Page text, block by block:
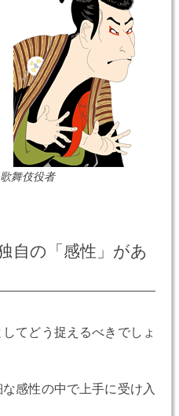
舞伎役者
自の「感性」があ
てどう捉えるべきでしょ
感性の中で上手に受け入